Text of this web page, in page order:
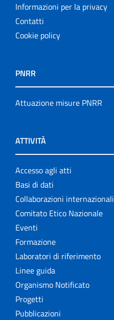
Informazioni per la privacy
Contatti
Cookie policy
PNRR
Attuazione misure PNRR
ATTIVITÀ
Accesso agli atti
Basi di dati
Collaborazioni internazionali
Comitato Etico Nazionale
Eventi
Formazione
Laboratori di riferimento
Linee guida
Organismo Notificato
Progetti
Pubblicazioni